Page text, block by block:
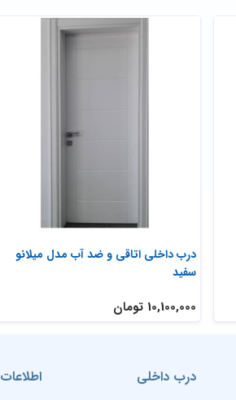
درب ضد آب مدل میلانو
10,000,000 تومان
درب داخلی